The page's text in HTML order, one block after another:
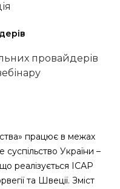
провайдерів
працює в межах
України –
реалізується ІСАР
та Швеції. Зміст